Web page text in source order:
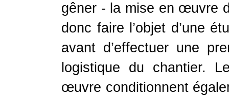
gêner - la mise en œuvre
donc faire l’objet d’une
avant d’effectuer une
logistique du chantier.
œuvre conditionnent